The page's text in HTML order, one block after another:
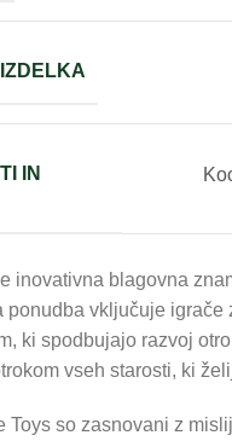
IN
inovativna blagovna
ponudba vključuje
ki spodbujajo razvoj
vseh starosti, ki
Toys so zasnovani z